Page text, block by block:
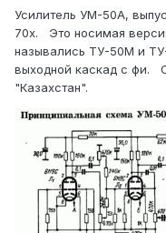
Усилитель УМ-50А,
70х. Это носимая
назывались ТУ-50М и
выходной каскад с фи.
"Казахстан".